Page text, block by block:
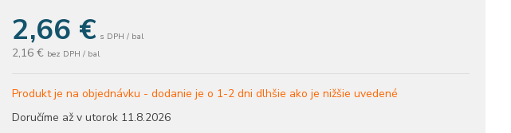
2,66 € s DPH / bal
2,16 € bez DPH / bal
Produkt je na objednávku - dodanie je o 1-2 dni dlhšie ako je nižšie uvedené
Doručíme až v utorok 11.8.2026